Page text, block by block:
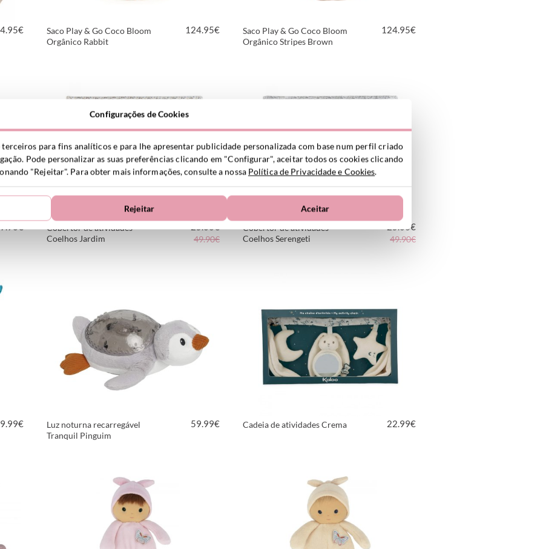
€
Saco Play & Go Coco Bloom
Orgânico Rabbit
124.95€
Saco Play & Go Coco Bloom
Orgânico Stripes Brown
124.95€
€
Cobertor de atividades
Coelhos Jardim
25.00€
49.90€
Cobertor de atividades
Coelhos Serengeti
25.00€
49.90€
€
Luz noturna recarregável
Tranquil Pinguim
59.99€ Cadeia de atividades Crema 22.99€
Configurações de Cookies
para fins analíticos e para lhe apresentar publicidade personalizada com base num perfil criado
Pode personalizar as suas preferências clicando em "Configurar", aceitar todos os cookies clicando
"Rejeitar". Para obter mais informações, consulte a nossa Política de Privacidade e Cookies.
Rejeitar Aceitar